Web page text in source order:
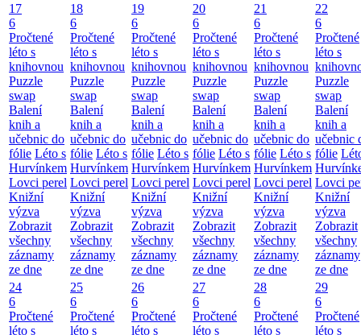
17
6
Pročtené
léto s
knihovnou
Puzzle
swap
Balení
knih a
učebnic do
fólie Léto s
Hurvínkem
Lovci perel
Knižní
výzva
Zobrazit
všechny
záznamy
ze dne
18
6
Pročtené
léto s
knihovnou
Puzzle
swap
Balení
knih a
učebnic do
fólie Léto s
Hurvínkem
Lovci perel
Knižní
výzva
Zobrazit
všechny
záznamy
ze dne
19
6
Pročtené
léto s
knihovnou
Puzzle
swap
Balení
knih a
učebnic do
fólie Léto s
Hurvínkem
Lovci perel
Knižní
výzva
Zobrazit
všechny
záznamy
ze dne
20
6
Pročtené
léto s
knihovnou
Puzzle
swap
Balení
knih a
učebnic do
fólie Léto s
Hurvínkem
Lovci perel
Knižní
výzva
Zobrazit
všechny
záznamy
ze dne
21
6
Pročtené
léto s
knihovnou
Puzzle
swap
Balení
knih a
učebnic do
fólie Léto s
Hurvínkem
Lovci perel
Knižní
výzva
Zobrazit
všechny
záznamy
ze dne
22
6
Pročtené
léto s
Puzzle
swap
Balení
knih a
učebnic
fólie
Lovci
Knižní
výzva
Zobrazit
všechny
záznamy
ze dne
24
6
Pročtené
léto s
25
6
Pročtené
léto s
26
6
Pročtené
léto s
27
6
Pročtené
léto s
28
6
Pročtené
léto s
29
6
Pročtené
léto s